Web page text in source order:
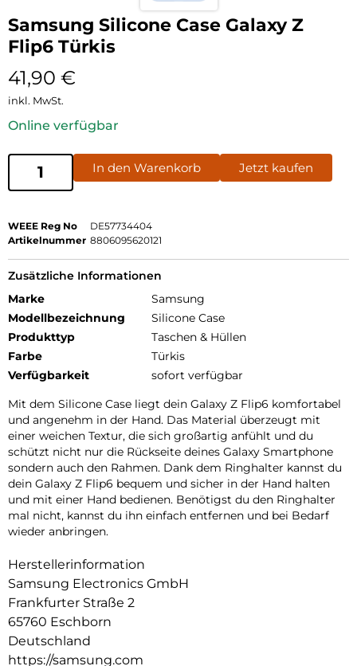
Samsung Silicone Case Galaxy Z
Flip6 Türkis
41,90 €
inkl. MwSt.
Online verfügbar
In den Warenkorb Jetzt kaufen
WEEE Reg No
DE57734404
Artikelnummer 8806095620121
Zusätzliche Informationen
Marke
Samsung
Modellbezeichnung
Silicone Case
Produkttyp
Taschen & Hüllen
Farbe
Türkis
Verfügbarkeit
sofort verfügbar
Mit dem Silicone Case liegt dein Galaxy Z Flip6 komfortabel
und angenehm in der Hand. Das Material überzeugt mit
einer weichen Textur, die sich großartig anfühlt und du
schützt nicht nur die Rückseite deines Galaxy Smartphone
sondern auch den Rahmen. Dank dem Ringhalter kannst du
dein Galaxy Z Flip6 bequem und sicher in der Hand halten
und mit einer Hand bedienen. Benötigst du den Ringhalter
mal nicht, kannst du ihn einfach entfernen und bei Bedarf
wieder anbringen.
Herstellerinformation
Samsung Electronics GmbH
Frankfurter Straße 2
65760 Eschborn
Deutschland
https://samsung.com